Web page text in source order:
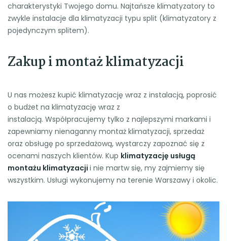
charakterystyki Twojego domu. Najtańsze klimatyzatory to
zwykle instalacje dla klimatyzacji typu split (klimatyzatory z
pojedynczym splitem).
Zakup i montaż klimatyzacji
U nas możesz kupić klimatyzację wraz z instalacją, poprosić
o budżet na klimatyzację wraz z
instalacją. Współpracujemy tylko z najlepszymi markami i
zapewniamy nienaganny montaż klimatyzacji, sprzedaż
oraz obsługę po sprzedażową, wystarczy zapoznać się z
ocenami naszych klientów. Kup klimatyzację usługą
montażu klimatyzacji i nie martw się, my zajmiemy się
wszystkim. Usługi wykonujemy na terenie Warszawy i okolic.